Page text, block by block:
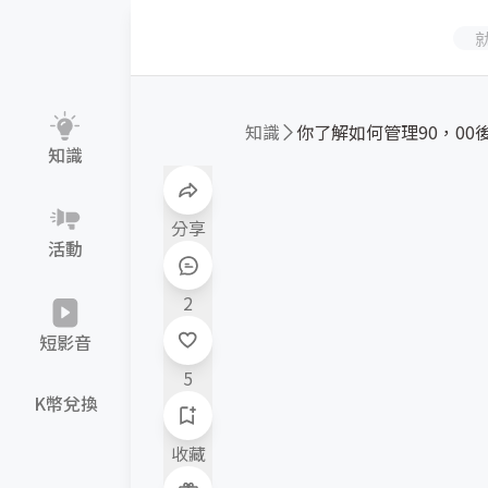
知識
活動
短影音
K幣兌換
分享
2
5
收藏
知識 你了解如何管理90，00